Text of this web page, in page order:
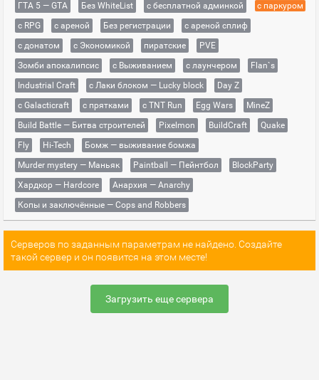
ГТА 5 — GTA
Без WhiteList с бесплатной админкой
с паркуром
с RPG
с ареной Без регистрации
с ареной сплиф
с донатом
с Экономикой пиратские
PVE
Зомби апокалипсис
с Выживанием с лаунчером
Flan`s
Industrial Craft
с Лаки блоком — Lucky block
Day Z
с Galacticraft
с прятками с TNT Run Egg Wars
MineZ
Build Battle — Битва строителей
Pixelmon BuildCraft
Quake
Fly
Hi-Tech
Бомж — выживание бомжа
Murder mystery — Маньяк
Paintball — Пейнтбол
BlockParty
Хардкор — Hardcore
Анархия — Anarchy
Копы и заключённые — Cops and Robbers
Серверов по заданным параметрам не найдено. Создайте
такой сервер и он появится на этом месте!
Загрузить еще сервера